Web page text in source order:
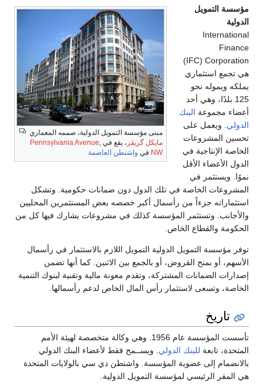
مبنى مؤسسة التمويل الدولية، صممه المعماري
مايكل گريڤز ، يقع في Pennsylvania Avenue
NW في واشنطن العاصمة
مؤسسة التمويل
الدولية
International
Finance
Corporation ‏(IFC)
هي تجمع استثماري
يملكه ويموله نحو
125 بلدًا، وهي أحد
أعضاء مجموعة البنك
الدولي . ويعمل على
تحسين المشروعات
الخاصة الإنتاجية في
الدول الأعضاء الأقل
نموًا. ويستثمر في
المشروعات الخاصة في تلك الدول دون ضمانات حكومية. وتشكل
استثماراته جزءاً من رأسمال أكبر خصصه بعض المستثمرين المحليين
والأجانب. وتستثمر المؤسسة كذلك في مشروعات يشارك فيها كل من
الحكومة والقطاع الخاص.
توفر مؤسسة التمويل الدولية التمويل اللازم بالاستثمار في رأسمال
الأسهم، أو بمنح القروض، أو بالجمع بين الاثنين. كما أنها تضمن
إصدارات الضمانات المشتركة، وتقدم معونة مالية وتقنية لبنوك التنمية
الخاصة، وتسعى لاستثمار رأس المال الخاص لدعم رأسمالها.
تاريخ
تأسست المؤسسة عام 1956. وهي وكالة متخصصة لهيئة الأمم
المتحدة، تابعة للبنك الدولي . ويســمح فقط لأعضاء البنك الدولي
بالانضمام إلى عضوية المؤسسة. واشنطن دي سي بالولايات المتحدة
هي المقر الرئيسي لمؤسسة التمويل الدولية.